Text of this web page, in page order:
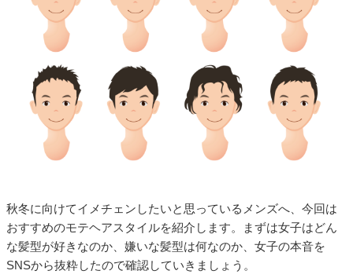
秋冬に向けてイメチェンしたいと思っているメンズへ、今回は
おすすめのモテヘアスタイルを紹介します。まずは女子はどん
な髪型が好きなのか、嫌いな髪型は何なのか、女子の本音を
SNSから抜粋したので確認していきましょう。